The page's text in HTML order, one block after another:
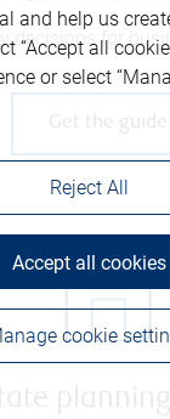
decisions for
Get the guide
and help us
“Accept all
or select
cookie
Reject All
Accept all cookies